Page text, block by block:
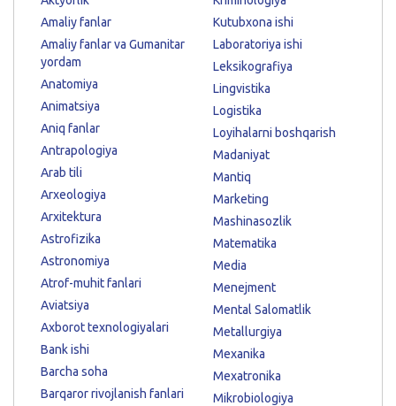
Amaliy fanlar
Amaliy fanlar va Gumanitar
yordam
Anatomiya
Animatsiya
Aniq fanlar
Antrapologiya
Arab tili
Arxeologiya
Arxitektura
Astrofizika
Astronomiya
Atrof-muhit fanlari
Aviatsiya
Axborot texnologiyalari
Bank ishi
Barcha soha
Barqaror rivojlanish fanlari
Kutubxona ishi
Laboratoriya ishi
Leksikografiya
Lingvistika
Logistika
Loyihalarni boshqarish
Madaniyat
Mantiq
Marketing
Mashinasozlik
Matematika
Media
Menejment
Mental Salomatlik
Metallurgiya
Mexanika
Mexatronika
Mikrobiologiya